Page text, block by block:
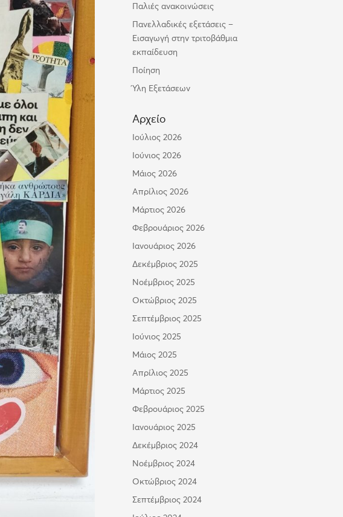
Παλιές ανακοινώσεις
Πανελλαδικές εξετάσεις –
Εισαγωγή στην τριτοβάθμια
εκπαίδευση
Ποίηση
Ύλη Εξετάσεων
Αρχείο
Ιούλιος 2026
Ιούνιος 2026
Μάιος 2026
Απρίλιος 2026
Μάρτιος 2026
Φεβρουάριος 2026
Ιανουάριος 2026
Δεκέμβριος 2025
Νοέμβριος 2025
Οκτώβριος 2025
Σεπτέμβριος 2025
Ιούνιος 2025
Μάιος 2025
Απρίλιος 2025
Μάρτιος 2025
Φεβρουάριος 2025
Ιανουάριος 2025
Δεκέμβριος 2024
Νοέμβριος 2024
Οκτώβριος 2024
Σεπτέμβριος 2024